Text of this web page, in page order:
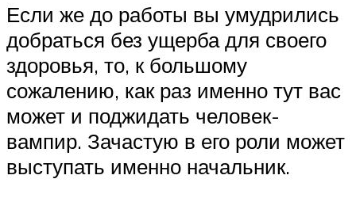
Если же до работы вы умудрились
добраться без ущерба для своего
здоровья, то, к большому
сожалению, как раз именно тут вас
может и поджидать человек-
вампир. Зачастую в его роли может
выступать именно начальник.